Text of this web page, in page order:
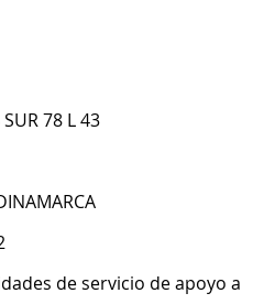
SUR 78 L 43
de servicio de apoyo a